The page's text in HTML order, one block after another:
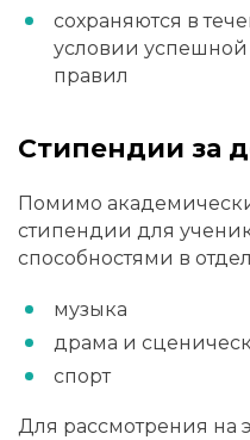
сохраняются в
условии
правил
Стипендии за
Помимо
стипендии для
способностями в
музыка
драма и
спорт
Для рассмотрения на